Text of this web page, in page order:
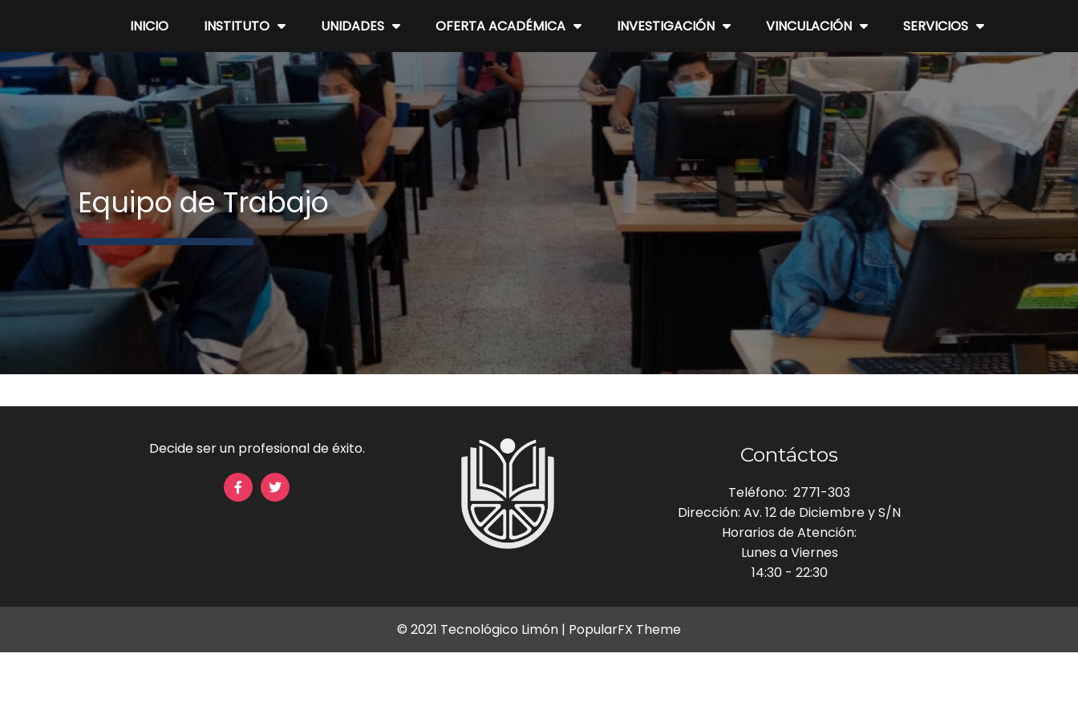
INICIO INSTITUTO UNIDADES OFERTA ACADÉMICA INVESTIGACIÓN VINCULACIÓN SERVICIOS
Equipo de Trabajo
Decide ser un profesional de éxito. Contáctos
Teléfono: 2771-303
Dirección: Av. 12 de Diciembre y S/N
Horarios de Atención:
Lunes a Viernes
14:30 - 22:30
© 2021 Tecnológico Limón | PopularFX Theme